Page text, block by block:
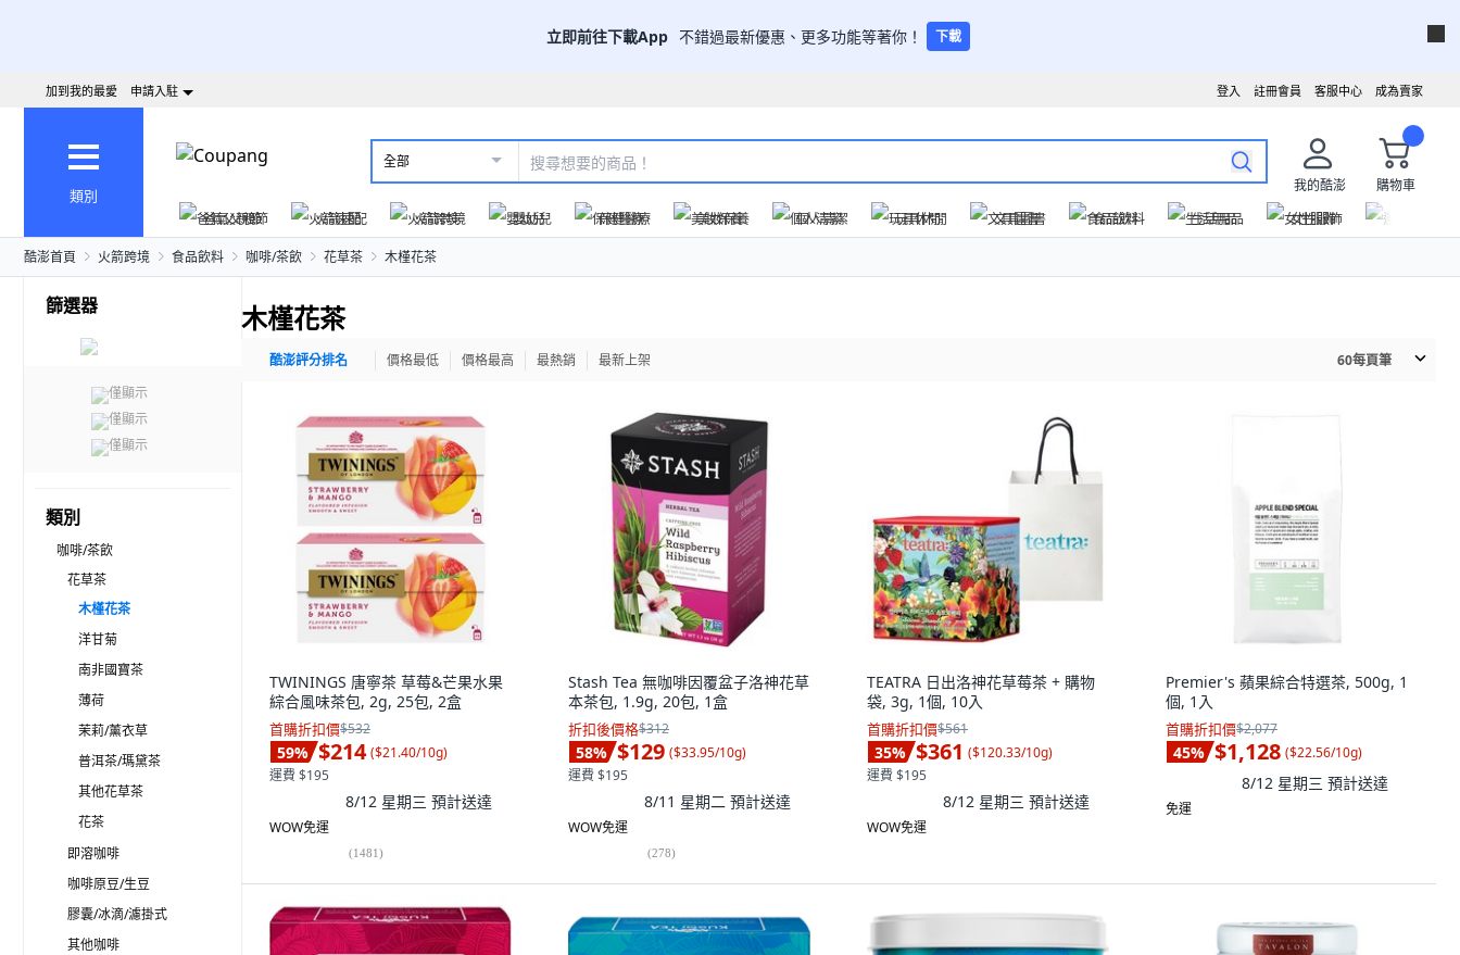
立即前往下載App 不錯過最新優惠、更多功能等著你！ 下載
成為賣家
客服中心
註冊會員
登入
加到我的最愛 申請入駐
類別
全部
我的酷澎
購物車
爸氣父親節
火箭速配 火箭跨境 嬰幼兒 保健醫療 美妝保養 個人清潔 玩具休閒 文具圖書 食品飲料 生活用品 女性服飾
酷澎首頁 火箭跨境 食品飲料 咖啡/茶飲 花草茶 木槿花茶
篩選器
僅顯示
僅顯示
僅顯示
類別
咖啡/茶飲
花草茶
木槿花茶
洋甘菊
南非國寶茶
薄荷
茉莉/薰衣草
普洱茶/瑪黛茶
其他花草茶
花茶
即溶咖啡
咖啡原豆/生豆
膠囊/冰滴/濾掛式
其他咖啡
木槿花茶
酷澎評分排名 價格最低 價格最高 最熱銷 最新上架 60每頁筆
TWININGS 唐寧茶 草莓&芒果水果
綜合風味茶包, 2g, 25包, 2盒
首購折扣價$532
59% $214 ($21.40/10g)
運費 $195
8/12 星期三 預計送達
WOW免運
(1481)
Stash Tea 無咖啡因覆盆子洛神花草
本茶包, 1.9g, 20包, 1盒
折扣後價格$312
58% $129 ($33.95/10g)
運費 $195
8/11 星期二 預計送達
WOW免運
(278)
TEATRA 日出洛神花草莓茶 + 購物
袋, 3g, 1個, 10入
首購折扣價$561
35% $361 ($120.33/10g)
運費 $195
8/12 星期三 預計送達
WOW免運
Premier's 蘋果綜合特選茶, 500g, 1
個, 1入
首購折扣價$2,077
45% $1,128 ($22.56/10g)
8/12 星期三 預計送達
免運